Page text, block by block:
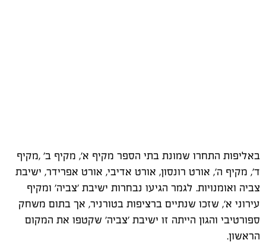
באליפות התחרו שמונת בתי הספר מקיף א׳, מקיף ב׳ ,מקיף
ד׳, מקיף ה׳, אורט רונסון, אורט אדיבי, אורט אפרידר, ישיבת
צביה ואומנויות. לגמר הגיעו נבחרות ישיבת 'צביה' ומקיף
עירוני א׳, שזכו שנתיים ברציפות בטורניר, אך בתום משחק
ספורטיבי והגון הייתה זו ישיבת 'צביה' שקטפו את המקום
הראשון.